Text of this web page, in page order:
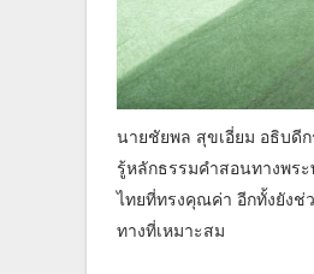
นายชัยพล สุขเอี่ยม อธิบดีก
รู้หลักธรรมคำสอนทางพร
ไทยที่ทรงคุณค่า อีกทั้งยังช่
ทางที่เหมาะสม